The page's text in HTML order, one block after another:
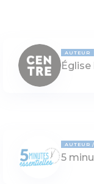
AUTEUR
Église
AUTEUR
5